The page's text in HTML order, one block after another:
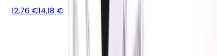
12,76 €14,18 €